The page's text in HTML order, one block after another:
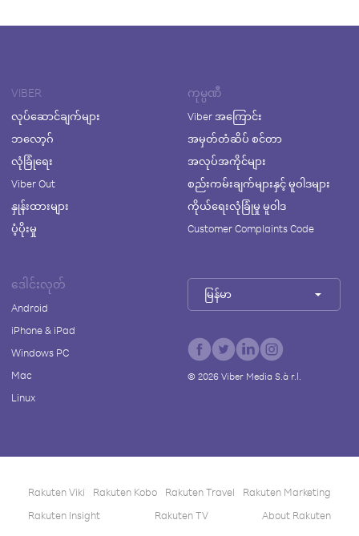
VIBER
လုပ်ဆောင်ချက်များ
ဘလော့ဂ်
လုံခြုံရေး
Viber Out
နှုန်းထားများ
ပံ့ပိုးမှု
ကုမ္ပဏီ
Viber အကြောင်း
အမှတ်တံဆိပ် စင်တာ
အလုပ်အကိုင်များ
စည်းကမ်းချက်များနှင့် မူဝါဒများ
ကိုယ်ရေးလုံခြုံမှု မူဝါဒ
Customer Complaints Code
ဒေါင်းလုတ်
Android
iPhone & iPad
Windows PC
Mac
Linux
မြန်မာ
© 2026Viber Media S.à r.l.
Rakuten Viki Rakuten Kobo Rakuten Travel
Rakuten Marketing
Rakuten Insight
Rakuten TV About Rakuten